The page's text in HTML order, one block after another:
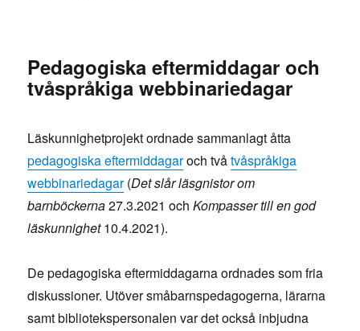
Pedagogiska eftermiddagar och
tvåspråkiga webbinariedagar
Läskunnighetprojekt ordnade sammanlagt åtta
pedagogiska eftermiddagaroch tvåtvåspråkiga
webbinariedagar(Det slår läsgnistor om
barnböckerna27.3.2021 ochKompasser till en god
läskunnighet10.4.2021).
De pedagogiska eftermiddagarna ordnades som fria
diskussioner. Utöver småbarnspedagogerna, lärarna
samt bibliotekspersonalen var det också inbjudna